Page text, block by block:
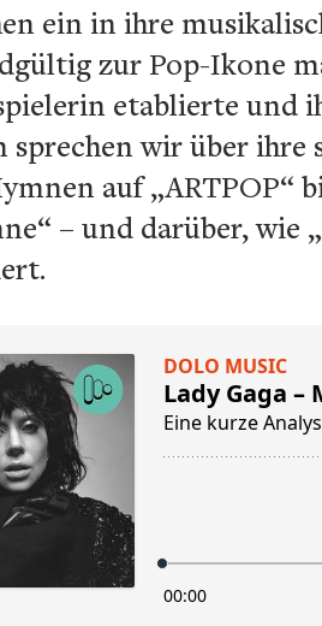
ein in ihre
zur Pop-Ikone
etablierte und
sprechen wir über
auf „ARTPOP“
– und darüber, wie